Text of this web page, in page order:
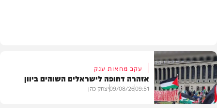
עקב מחאות ענק
אזהרה דחופה לישראלים השוהים ביוון
09:51
09/08/26יצחק כהן